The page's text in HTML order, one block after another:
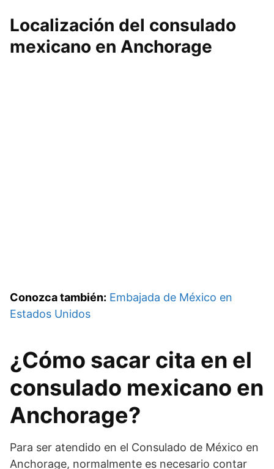
Localización del consulado
mexicano en Anchorage
Conozca también: Embajada de México en
Estados Unidos
¿Cómo sacar cita en el
consulado mexicano en
Anchorage?
Para ser atendido en el Consulado de México en
Anchorage, normalmente es necesario contar